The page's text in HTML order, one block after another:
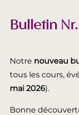
Bulletin
Notre nouveau
tous les cours,
mai 2026).
Bonne